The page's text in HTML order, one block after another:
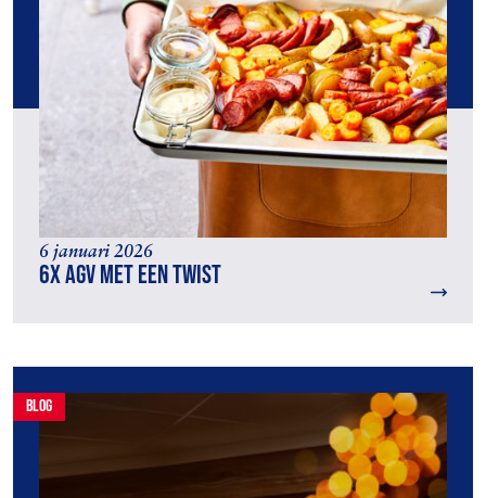
6 januari 2026
6x AGV met een twist
blog